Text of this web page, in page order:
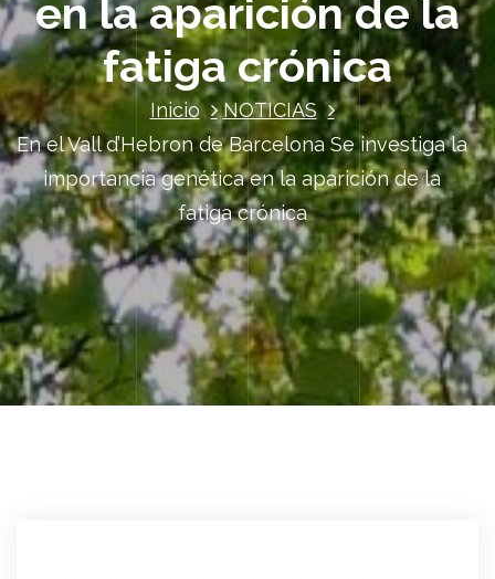
en la aparición de la
fatiga crónica
Inicio
NOTICIAS
En el Vall d’Hebron de Barcelona Se investiga la
importancia genética en la aparición de la
fatiga crónica